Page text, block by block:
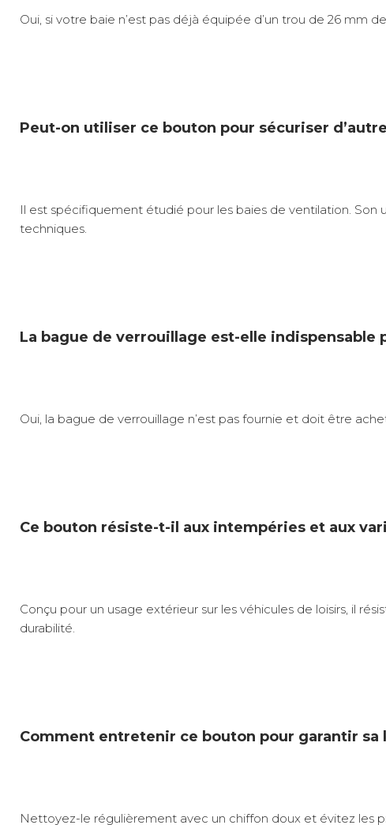
Oui, si votre baie n’est pas déjà équipée d’un trou de 26 mm
Peut-on utiliser ce bouton pour sécuriser
Il est spécifiquement étudié pour les baies de ventilation. Son
techniques.
La bague de verrouillage est-elle indispensable
Oui, la bague de verrouillage n’est pas fournie et doit être
Ce bouton résiste-t-il aux intempéries et aux
Conçu pour un usage extérieur sur les véhicules de loisirs, il
durabilité.
Comment entretenir ce bouton pour garantir sa
Nettoyez-le régulièrement avec un chiffon doux et évitez les